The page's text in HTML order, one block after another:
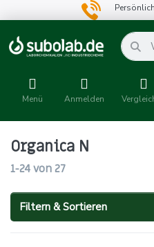
Menü Anmelden
Organica N
1-24von27
Filtern & Sortieren